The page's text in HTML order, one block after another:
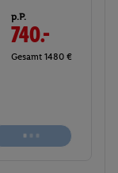
p.P.
740.-
Gesamt 1480 €